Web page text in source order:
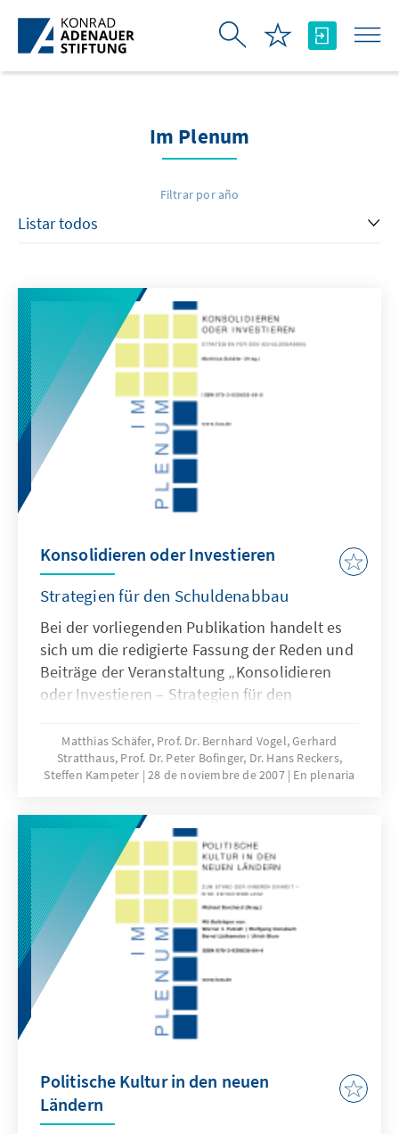
Saltar al contenido principal
Im Plenum
Filtrar por año
Konsolidieren oder Investieren
Strategien für den Schuldenabbau
Bei der vorliegenden Publikation handelt es
sich um die redigierte Fassung der Reden und
Beiträge der Veranstaltung „Konsolidieren
oder Investieren – Strategien für den
Matthias Schäfer, Prof. Dr. Bernhard Vogel, Gerhard
Stratthaus, Prof. Dr. Peter Bofinger, Dr. Hans Reckers,
Steffen Kampeter 28 de noviembre de 2007 En plenaria
Politische Kultur in den neuen
Ländern